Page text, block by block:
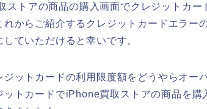
ストアの商品の購入画面でクレジットカー
からご紹介するクレジットカードエラー
ていただけると幸いです。
ジットカードの利用限度額をどうやらオー
ットカードでiPhone買取ストアの商品を購